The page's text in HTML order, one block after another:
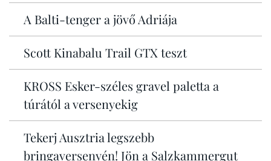
A Balti-tenger a jövő Adriája
Scott Kinabalu Trail GTX teszt
KROSS Esker-széles gravel paletta a
túrától a versenyekig
Tekerj Ausztria legszebb
bringaversenyén! Jön a Salzkammergut